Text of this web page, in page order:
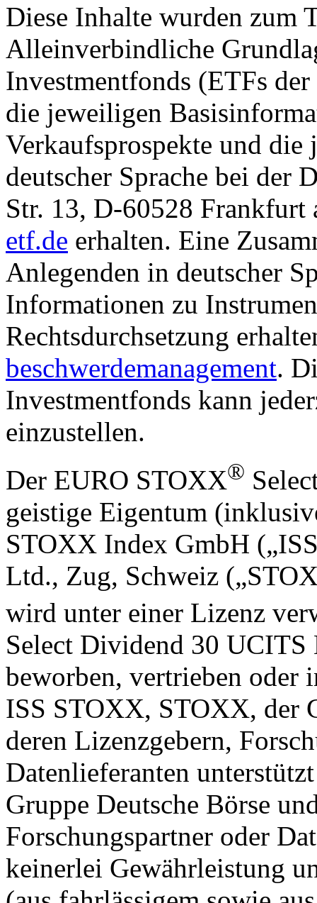
Diese Inhalte wurden zum
Alleinverbindliche
Investmentfonds (ETFs
die jeweiligen
Verkaufsprospekte und
deutscher Sprache bei der
Str. 13, D-60528
etf.de erhalten. Eine
Anlegenden in deutscher
Informationen zu
Rechtsdurchsetzung
beschwerdemanagement.
Investmentfonds kann
einzustellen.
Der EURO STOXX®
geistige Eigentum
STOXX Index GmbH
Ltd., Zug, Schweiz
wird unter einer Lizenz
Select Dividend 30 UCITS
beworben, vertrieben oder
ISS STOXX, STOXX, der
deren Lizenzgebern,
Datenlieferanten
Gruppe Deutsche Börse
Forschungspartner oder
keinerlei Gewährleistung